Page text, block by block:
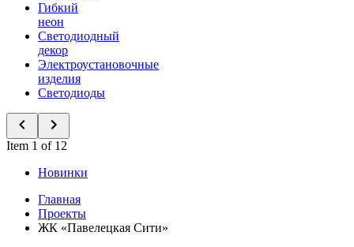
Гибкий
неон
Светодиодный
декор
Электроустановочные
изделия
Светодиоды
Item 1 of 12
Новинки
Главная
Проекты
ЖК «Павелецкая Сити»